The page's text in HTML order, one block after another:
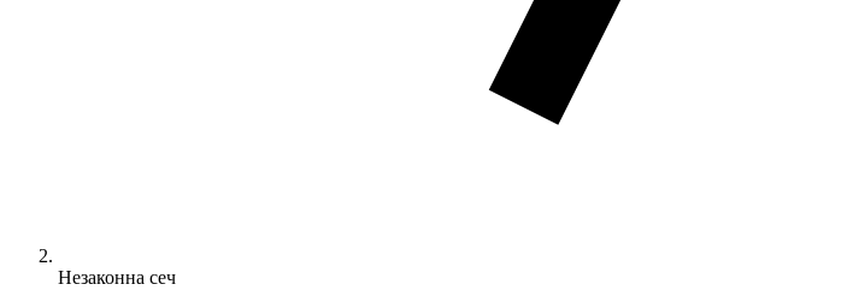
Незаконна сеч